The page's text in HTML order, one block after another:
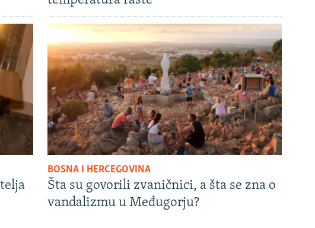
BOSNA I HERCEGOVINA
Šta su govorili zvaničnici, a šta se zna o
vandalizmu u Međugorju?